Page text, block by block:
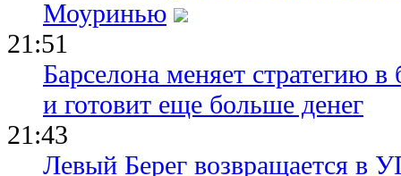
Моуринью
21:51
Барселона меняет стратегию
и готовит еще больше денег
21:43
Левый Берег возвращается в